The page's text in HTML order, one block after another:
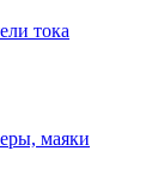
тока
маяки